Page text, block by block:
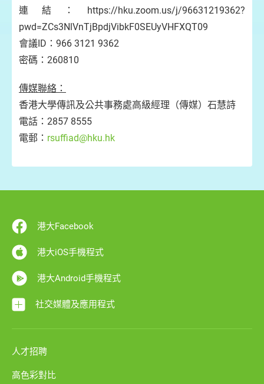
連結：https://hku.zoom.us/j/96631219362?
pwd=ZCs3NlVnTjBpdjVibkF0SEUyVHFXQT09
會議ID：966 3121 9362
密碼：260810
傳媒聯絡：
香港大學傳訊及公共事務處高級經理（傳媒）石慧詩
電話：2857 8555
電郵： rsuffiad@hku.hk
港大Facebook
港大iOS手機程式
港大Android手機程式
社交媒體及應用程式
人才招聘
高色彩對比